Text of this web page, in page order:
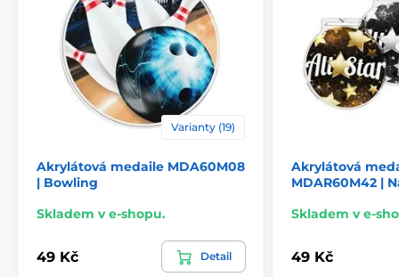
Varianty (19)
Akrylátová medaile MDA60M08
| Bowling
Skladem v e-shopu.
49 Kč Detail
Akrylátová
MDAR60M42 |
Skladem v e-
49 Kč